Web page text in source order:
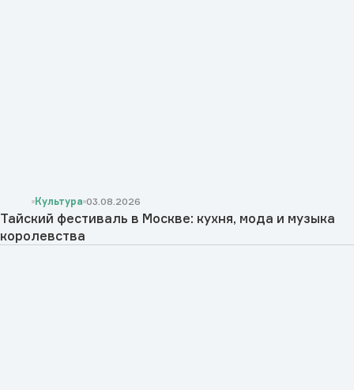
Культура 03.08.2026
Тайский фестиваль в Москве: кухня, мода и музыка
королевства